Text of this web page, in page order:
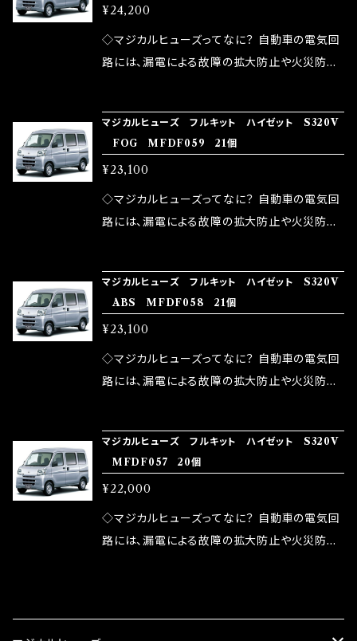
品化を果たしております。
果・接触抵抗低減効果により、このような効果を
発揮します。 ・アクセルレスポンスの向上 ・アイ
ドリング安定化（静粛性UP） ・ターボ車のターボ
など、これらの効果は、タウンユースだけでなく、
モータースポーツシーンでの実証実験の上、 製
品化を果たしております。
ます。 1.溶接回路であるため、配線と比較し抵抗
が大きい。 2.金属部分が露出している為、空気
中に漏電してしまう。 3.金属プレートが接触する
ズが、マジカルヒューズになります。 ◇マジカル
ヒューズの効果 マジカルヒューズは放電防止効
果・接触抵抗低減効果により、このような効果を
発揮します。 ・アクセルレスポンスの向上 ・アイ
ドリング安定化（静粛性UP） ・ターボ車のターボ
など、これらの効果は、タウンユースだけでなく、
モータースポーツシーンでの実証実験の上、 製
品化を果たしております。
¥24,200
◇マジカルヒューズってなに？ 自動車の電気回
路には、漏電による故障の拡大防止や火災防止
路として、各回路への電力供給を行っています。
しかし、ヒューズには拭い去れない欠点があり
ます。 1.溶接回路であるため、配線と比較し抵抗
が大きい。 2.金属部分が露出している為、空気
中に漏電してしまう。 3.金属プレートが接触する
ズが、マジカルヒューズになります。 ◇マジカル
ヒューズの効果 マジカルヒューズは放電防止効
果・接触抵抗低減効果により、このような効果を
発揮します。 ・アクセルレスポンスの向上 ・アイ
ドリング安定化（静粛性UP） ・ターボ車のターボ
など、これらの効果は、タウンユースだけでなく、
モータースポーツシーンでの実証実験の上、 製
品化を果たしております。
マジカルヒューズ フルキット ハイゼット S320V
FOG MFDF059 21個
¥23,100
◇マジカルヒューズってなに？ 自動車の電気回
路には、漏電による故障の拡大防止や火災防止
路として、各回路への電力供給を行っています。
しかし、ヒューズには拭い去れない欠点があり
ます。 1.溶接回路であるため、配線と比較し抵抗
が大きい。 2.金属部分が露出している為、空気
中に漏電してしまう。 3.金属プレートが接触する
ズが、マジカルヒューズになります。 ◇マジカル
ヒューズの効果 マジカルヒューズは放電防止効
果・接触抵抗低減効果により、このような効果を
発揮します。 ・アクセルレスポンスの向上 ・アイ
ドリング安定化（静粛性UP） ・ターボ車のターボ
モータースポーツシーンでの実証実験の上、 製
マジカルヒューズ フルキット ハイゼット S320V
ABS MFDF058 21個
¥23,100
◇マジカルヒューズってなに？ 自動車の電気回
路には、漏電による故障の拡大防止や火災防止
路として、各回路への電力供給を行っています。
しかし、ヒューズには拭い去れない欠点があり
ます。 1.溶接回路であるため、配線と比較し抵抗
が大きい。 2.金属部分が露出している為、空気
中に漏電してしまう。 3.金属プレートが接触する
マジカルヒューズ フルキット ハイゼット S320V
MFDF057 20個
¥22,000
◇マジカルヒューズってなに？ 自動車の電気回
路には、漏電による故障の拡大防止や火災防止